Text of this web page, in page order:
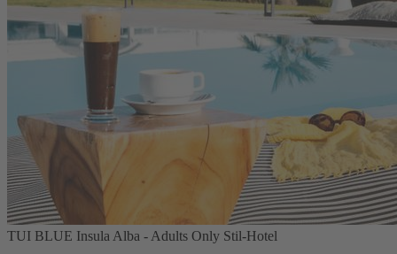
TUI BLUE Insula Alba - Adults Only Stil-Hotel